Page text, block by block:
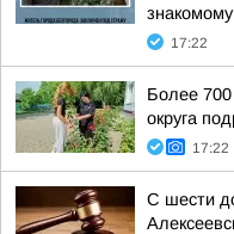
знакомому
17:22
Более 700
округа
17:22
С шести